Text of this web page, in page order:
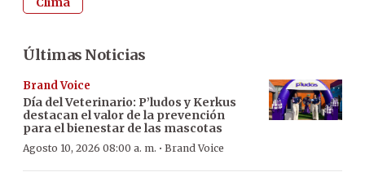
Últimas Noticias
Brand Voice
Día del Veterinario: P’ludos y Kerkus
destacan el valor de la prevención
para el bienestar de las mascotas
Agosto 10, 2026 08:00 a. m. · Brand Voice